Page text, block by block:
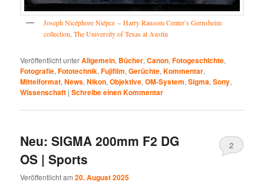
Joseph Nicéphore Niépce –Harry Ransom Center’s Gernsheim
collection, The University of Texas at Austin
Veröffentlicht unterAllgemein, Bücher,Canon,Fotogeschichte,
Fotografie,Fototechnik,Fujifilm,Gerüchte,Kommentar,
Mittelformat,News,Nikon,Objektive,OM-System,Sigma,Sony,
Wissenschaft |Schreibe einen Kommentar
Neu: SIGMA 200mm F2 DG
OS | Sports
Veröffentlicht am20. August 2025
2